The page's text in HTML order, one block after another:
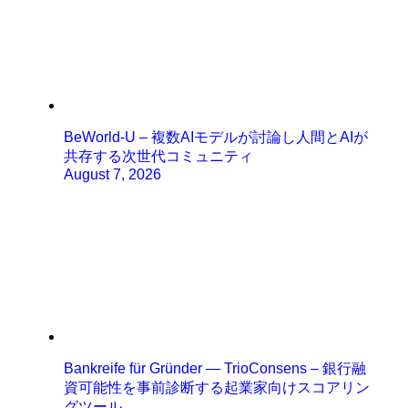
BeWorld-U – 複数AIモデルが討論し人間とAIが
共存する次世代コミュニティ
August 7, 2026
Bankreife für Gründer — TrioConsens – 銀行融
資可能性を事前診断する起業家向けスコアリン